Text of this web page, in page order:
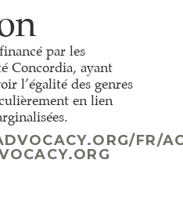
par les
Concordia, ayant
l’égalité des genres
en lien
FR/